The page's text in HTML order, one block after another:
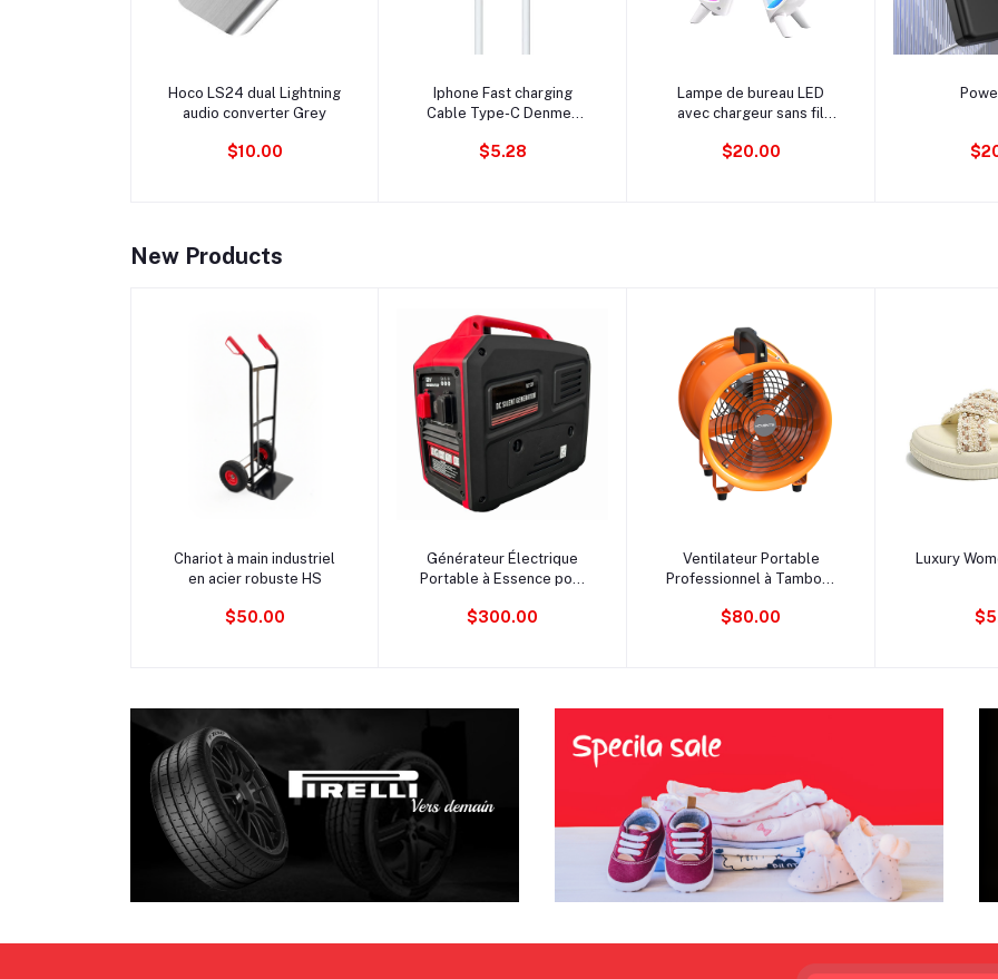
Ajouter au panier
Hoco LS24 dual Lightning
audio converter Grey
$10.00
Ajouter au panier
Iphone Fast charging
Cable Type-C Denmen
$5.28
Ajouter au panier
Lampe de bureau LED
avec chargeur sans fil
lumineux, haut-parleur
$20.00
Ajouter
New Products
Ajouter au panier
Chariot à main industriel
en acier robuste HS
$50.00
Ajouter au panier
Générateur Électrique
Portable à Essence pour
Moteur 80i, Réservoir de
$300.00
Ajouter au panier
Ventilateur Portable
Professionnel à Tambour
Industriel – Débit d'Air
$80.00
Ajouter
Luxury